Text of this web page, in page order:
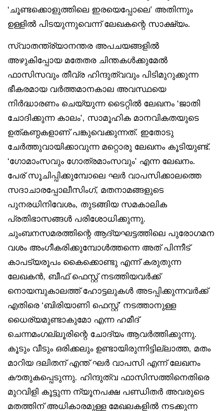
‘ചൂണ്ടക്കൊളുത്തിലെ ഇരയെപ്പോലെ’ അതിന്നും
ഉള്ളില്‍ പിടയുന്നുവെന്ന് ലേഖകന്റെ സാക്ഷ്യം.
സ്വാതന്ത്ര്യാനന്തര അപചയങ്ങളില്‍
അഴുകിപ്പോയ മതേതര ചിന്തകൾക്കുമേൽ
ഫാസിസവും തീവ്ര ഹിന്ദുത്വവും പിടിമുറുക്കുന്ന
ഭീകരമായ വർത്തമാനകാല അവസ്ഥയെ
നിര്‍ദ്ധാരണം ചെയ്യുന്ന ടൈറ്റില്‍ ലേഖനം ‘ജാതി
ചോദിക്കുന്ന കാലം’, സാമൂഹിക മാനവികതയുടെ
ഉത്കണ്ഠകളാണ് പങ്കുവെക്കുന്നത്. ഇതോടു
ചേര്‍ത്തുവായിക്കാവുന്ന മറ്റൊരു ലേഖനം കൂടിയുണ്ട്.
‘ഗോമാംസവും ഗോത്രമാംസവും’ എന്ന ലേഖനം.
പേര് സൂചിപ്പിക്കുമ്പോലെ ഘര്‍ വാപസിക്കാലത്തെ
സദാചാരപ്പോലീസിംഗ്, മതനാമങ്ങളുടെ
പുനരധിനിവേശം, തുടങ്ങിയ സമകാലിക
പ്രതിഭാസങ്ങള്‍ പരിശോധിക്കുന്നു.
ചുംബനസമരത്തിന്റെ ആദ്യഘട്ടത്തിലെ പുരോഗമന
വശം അംഗീകരിക്കുമ്പോള്‍ത്തന്നെ അത് പിന്നീട്
കാപട്യരൂപം കൈക്കൊണ്ടു എന്ന് കരുതുന്ന
ലേഖകന്‍, ബീഫ് ഫെസ്റ്റ് നടത്തിയവര്‍ക്ക്
നൊയമ്പുകാലത്ത് ഹോട്ടലുകള്‍ അടപ്പിക്കുന്നവര്‍ക്ക്
എതിരെ ‘ബിരിയാണി ഫെസ്റ്റ്’ നടത്താനുള്ള
ധൈര്യമുണ്ടാകുമോ എന്ന ഹമീദ്
ചെന്നമംഗല്ലൂരിന്റെ ചോദ്യം ആവര്‍ത്തിക്കുന്നു.
കൂടും വീടും ഒരിക്കലും ഉണ്ടായിരുന്നിട്ടില്ലാത്ത, മതം
മാറിയ ദലിതന് എന്ത് ഘര്‍ വാപസി എന്ന് ലേഖനം
കൗതുകപ്പെടുന്നു. ഹിന്ദുത്വ ഫാസിസത്തിനെതിരെ
മുറവിളി കൂട്ടുന്ന ന്യൂനപക്ഷ പണ്ഡിതര്‍ അവരുടെ
മതത്തിന് അധികാരമുള്ള മേഖലകളില്‍ നടക്കുന്ന